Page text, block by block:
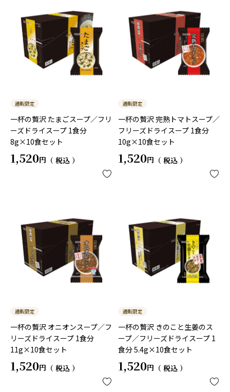
通販限定
一杯の贅沢 たまごスープ／フリ
ーズドライスープ 1食分
8g×10食セット
1,520 税込
通販限定
一杯の贅沢 完熟トマトスープ／
フリーズドライスープ 1食分
10g×10食セット
1,520 税込
通販限定
一杯の贅沢 オニオンスープ／フ
リーズドライスープ 1食分
11g×10食セット
1,520 税込
通販限定
一杯の贅沢 きのこと生姜のス
ープ／フリーズドライスープ 1
食分 5.4g×10食セット
1,520 税込